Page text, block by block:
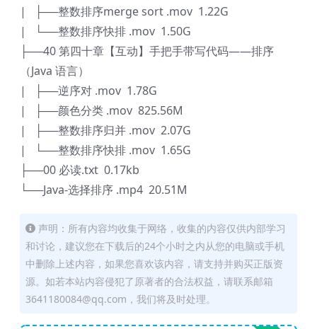
| ├──整数排序merge sort .mov 1.22G
| └──整数排序快排 .mov 1.50G
├──40 第四十章【互动】手把手带写代码——排序
（Java 语言）
| ├──逆序对 .mov 1.78G
| ├──颜色分类 .mov 825.56M
| ├──整数排序归并 .mov 2.07G
| └──整数排序快排 .mov 1.65G
├──00 必读.txt 0.17kb
└──Java-选择排序 .mp4 20.51M
声明：所有内容均收集于网络，收集的内容仅供内部学习
和讨论，建议您在下载后的24个小时之内从您的电脑或手机
中删除上述内容，如果您喜欢该内容，请支持并购买正版资
源。如若本站内容侵犯了原著者的合法权益，请联系邮箱
3641180084@qq.com，我们将及时处理。